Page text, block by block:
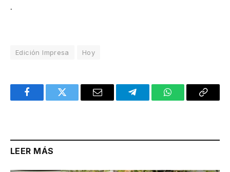
.
Edición Impresa Hoy
FacebookTwitter Email TelegramWhatsAppCopy
LEER MÁS